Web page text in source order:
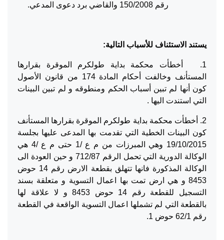
رقم 150/2008 والقاضي برد دعوى المدعي.
يستند الاستئناف للأسباب التالية:
1. أخطأت محكمة بداية طولكرم الموقرة بقرارها
المستأنف وخالفت أحكام المادة 174 من قانون الأصول
كون أنها لم تبين أسباب الحكم ومنطوقه و لم تبين البينات
التي استندت اليها .
2. أخطأت محكمة بداية طولكرم الموقرة بقرارها المستأنف
كون البينات الخطية التي تقدمت بها المدعى عليها بجلسة
19/10/2015 وهي المبرزات من م ع /1 حتى م ع /4 هي
الوكالة الدورية التي تحمل الرقم 712/87 و حين العودة الى
الوكالة المذكورة فانها تتهلق بقطعة الارض رقم 14 حوض
8453 و هي ارض تمت بها اعمال التسوية و متعلقة بسند
التسجيل للقطعة رقم 14 حوض 8453 و لا علاقة لها
بالقطعة التي لم تشملها اعمال التسوية الواقعة في القطعة
رقم 62/1 حوض 1.